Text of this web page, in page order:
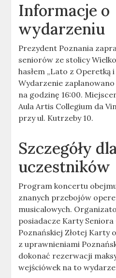
Informacje o
wydarzeniu
Prezydent Poznania
seniorów ze stolicy
hasłem „Lato z Operetką i
Wydarzenie
na godzinę 16:00.
Aula Artis Collegium da
przy ul. Kutrzeby 10.
Szczegóły
uczestników
Program koncertu
znanych przebojów
musicalowych.
posiadacze Karty Seniora
Poznańskiej Złotej Karty
z uprawnieniami
dokonać rezerwacji
wejściówek na to